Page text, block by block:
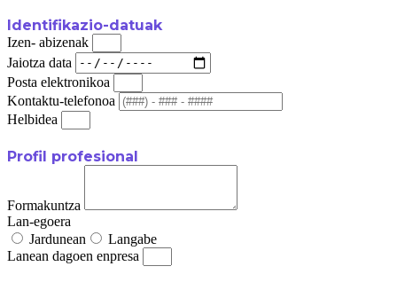
Identifikazio-datuak
Izen- abizenak
Jaiotza data
Posta elektronikoa
Kontaktu-telefonoa
Helbidea
Profil profesional
Formakuntza
Lan-egoera
Jardunean
Langabe
Lanean dagoen enpresa